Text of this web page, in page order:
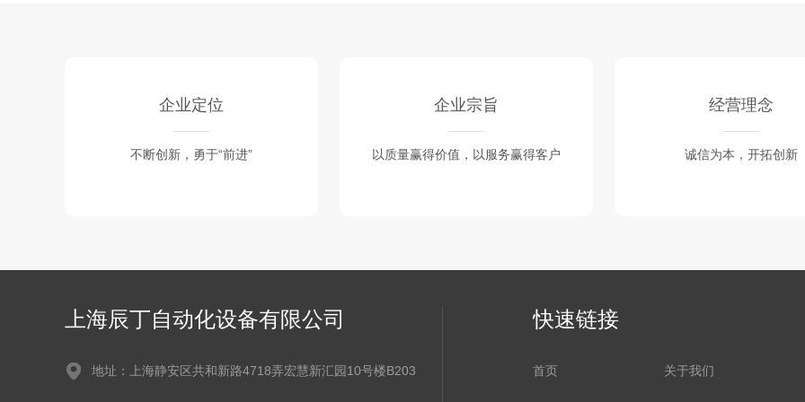
企业定位
不断创新，勇于“前进”
企业宗旨
以质量赢得价值，以服务赢得客户
经营理念
诚信为本，开拓创新
上海辰丁自动化设备有限公司
地址：上海静安区共和新路4718弄宏慧新汇园10号楼B203
快速链接
首页 关于我们